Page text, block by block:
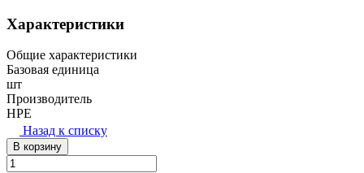
Характеристики
Общие характеристики
Базовая единица
шт
Производитель
HPE
Назад к списку
В корзину